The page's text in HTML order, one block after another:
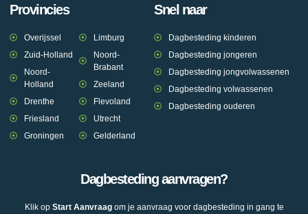
Provincies
Overijssel
Zuid-Holland
Noord-
Holland
Drenthe
Friesland
Groningen
Limburg
Noord-
Brabant
Zeeland
Flevoland
Utrecht
Gelderland
Snel naar
Dagbesteding kinderen
Dagbesteding jongeren
Dagbesteding jongvolwassenen
Dagbesteding volwassenen
Dagbesteding ouderen
Dagbesteding aanvragen?
Klik op Start Aanvraagom je aanvraag voor dagbesteding in gang te